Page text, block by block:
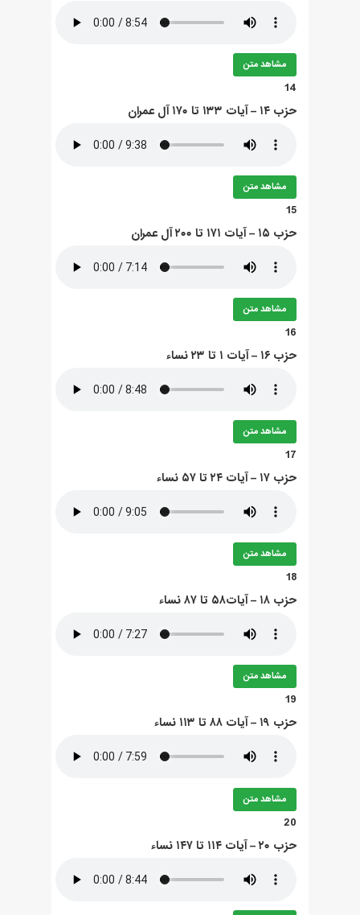
مشاهد متن
14
حزب ۱۴ – آيات ۱۳۳ تا ۱۷۰ آل عمران
مشاهد متن
15
حزب ۱۵ – آيات ۱۷۱ تا ۲۰۰ آل عمران
مشاهد متن
16
حزب ۱۶ – آيات ۱ تا ۲۳ نساء
مشاهد متن
17
حزب ۱۷ – آيات ۲۴ تا ۵۷ نساء
مشاهد متن
18
حزب ۱۸ – آيات۵۸ تا ۸۷ نساء
مشاهد متن
19
حزب ۱۹ – آيات ۸۸ تا ۱۱۳ نساء
مشاهد متن
20
حزب ۲۰ – آيات ۱۱۴ تا ۱۴۷ نساء